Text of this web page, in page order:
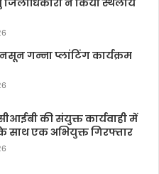
जिलाधिकारी ने किया स्थलीय
गन्ना प्लांटिंग कार्यक्रम
की संयुक्त कार्यवाही में
साथ एक अभियुक्त गिरफ्तार